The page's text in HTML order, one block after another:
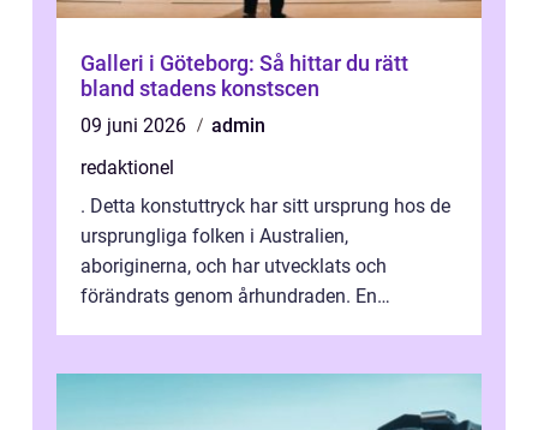
Galleri i Göteborg: Så hittar du rätt
bland stadens konstscen
09 juni 2026
admin
redaktionel
. Detta konstuttryck har sitt ursprung hos de
ursprungliga folken i Australien,
aboriginerna, och har utvecklats och
förändrats genom århundraden. En